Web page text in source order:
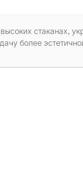
стаканах,
более